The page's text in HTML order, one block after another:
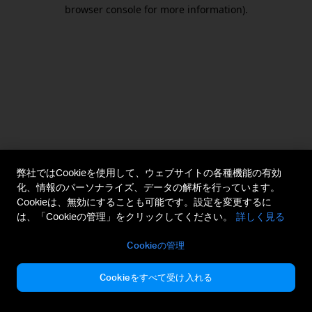
browser console for more information).
弊社ではCookieを使用して、ウェブサイトの各種機能の有効
化、情報のパーソナライズ、データの解析を行っています。
Cookieは、無効にすることも可能です。設定を変更するに
は、「Cookieの管理」をクリックしてください。
詳しく見る
Cookieの管理
Cookieをすべて受け入れる